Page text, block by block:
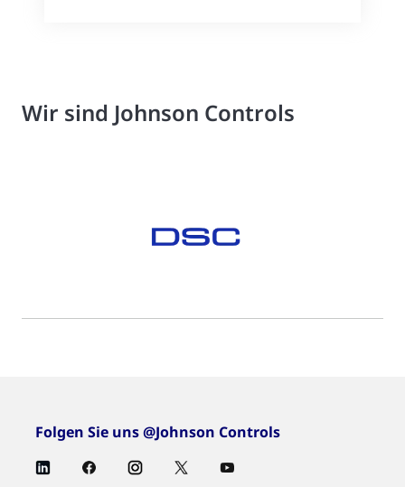
Wir sind Johnson Controls
Folgen Sie uns @Johnson Controls